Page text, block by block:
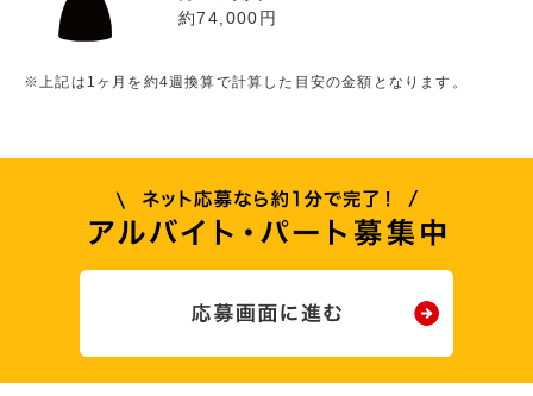
約74,000円
※上記は1ヶ月を約4週換算で計算した目安の金額となります。